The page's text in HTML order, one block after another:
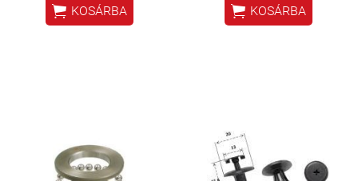
 KOSÁRBA  KOSÁRBA